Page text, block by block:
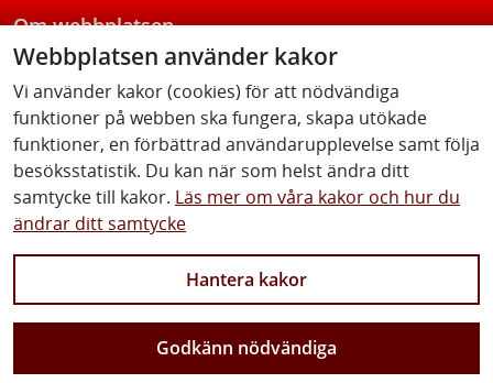
Webbplatsen använder kakor
Vi använder kakor (cookies) för att nödvändiga
funktioner på webben ska fungera, skapa utökade
funktioner, en förbättrad användarupplevelse samt följa
besöksstatistik. Du kan när som helst ändra ditt
samtycke till kakor. Läs mer om våra kakor och hur du
ändrar ditt samtycke
Hantera kakor
Godkänn nödvändiga
Om webbplatsen
Tillgänglighetsredogörelse
Följ oss
Facebook Youtube